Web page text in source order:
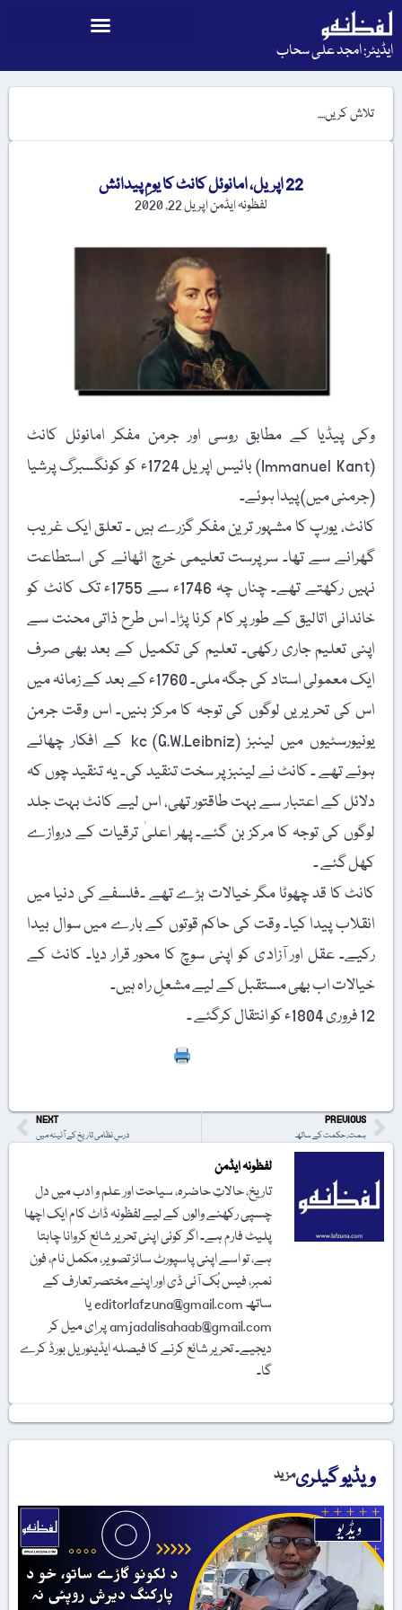
ایڈیٹر: امجد علی سحاب
22 اپریل، امانوئل کانٹ کا یومِ پیدائش
لفظونہ ایڈمناپریل 22, 2020
وکی پیڈیا کے مطابق روسی اور جرمن مفکر امانوئل کانٹ
(Immanuel Kant) بائیس اپریل 1724ء کو کونگسبرگ پرشیا
(جرمنی میں) پیدا ہوئے۔
کانٹ، یورپ کا مشہور ترین مفکر گزرے ہیں ۔ تعلق ایک غریب
گھرانے سے تھا۔ سرپرست تعلیمی خرچ اٹھانے کی استطاعت
نہیں رکھتے تھے۔ چناں چہ 1746ء سے 1755ء تک کانٹ کو
خاندانی اتالیق کے طور پر کام کرنا پڑا۔ اس طرح ذاتی محنت سے
اپنی تعلیم جاری رکھی۔ تعلیم کی تکمیل کے بعد بھی صرف
ایک معمولی استاد کی جگہ ملی۔ 1760ء کے بعد کے زمانہ میں
اس کی تحریریں لوگوں کی توجہ کا مرکز بنیں۔ اس وقت جرمن
یونیورسٹیوں میں لینبز (G.W.Leibniz) kc کے افکار چھائے
ہوئے تھے ۔ کانٹ نے لینبز پر سخت تنقید کی۔ یہ تنقید چوں کہ
دلائل کے اعتبار سے بہت طاقتور تھی، اس لیے کانٹ بہت جلد
لوگوں کی توجہ کا مرکز بن گئے۔ پھر اعلیٰ ترقیات کے دروازے
کھل گئے ۔
کانٹ کا قد چھوٹا مگر خیالات بڑے تھے ۔فلسفے کی دنیا میں
انقلاب پیدا کیا۔ وقت کی حاکم قوتوں کے بارے میں سوال بیدا
رکیے۔ عقل اور آزادی کو اپنی سوچ کا محور قرار دیا۔ کانٹ کے
خیالات اب بھی مستقبل کے لیے مشعلِ راہ ہیں۔
12 فروری 1804ء کو انتقال کرگئے ۔
PREVIOUS
ہمت، حکمت کے ساتھ
NEXT
درسِ نظامی تاریخ کے آئینہ میں
لفظونہ ایڈمن
تاریخ، حالاتِ حاضرہ، سیاحت اور علم و ادب میں دل
چسپی رکھنے والوں کے لیے لفظونہ ڈاٹ کام ایک اچھا
پلیٹ فارم ہے۔ اگر کوئی اپنی تحریر شائع کروانا چاہتا
ہے، تو اسے اپنی پاسپورٹ سائز تصویر، مکمل نام، فون
نمبر، فیس بُک آئی ڈی اور اپنے مختصر تعارف کے
ساتھ editorlafzuna@gmail.com یا
amjadalisahaab@gmail.com پر اِی میل کر
دیجیے۔ تحریر شائع کرنے کا فیصلہ ایڈیٹوریل بورڈ کرے
گا۔
ویڈیو گیلریمزید